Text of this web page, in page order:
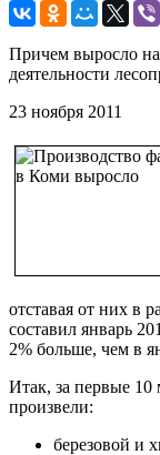
Причем выросло на
деятельности
23 ноября 2011
отставая от них в
составил январь
2% больше, чем в
Итак, за первые 10
произвели:
березовой и